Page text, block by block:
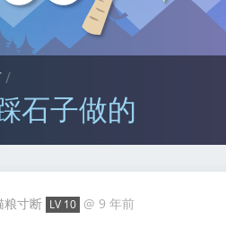
/
石子做的
粮寸断 LV 10 @ 9 年前